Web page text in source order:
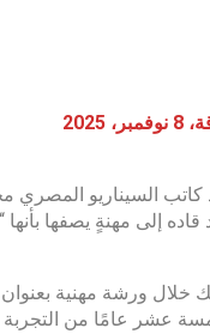
2025
كاتب السيناريو المصري
قاده إلى مهنةٍ يصفها
عشر عامًا من التجربة